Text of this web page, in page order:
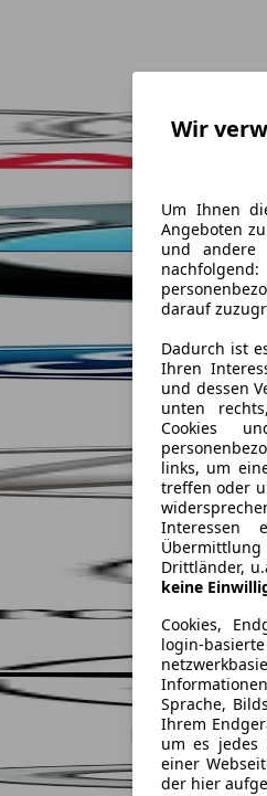
Wir
Um Ihnen
Angeboten
und andere
darauf
Dadurch ist
Ihren
und dessen
unten
Cookies
links, um
treffen oder
Interessen
Drittländer,
keine
Cookies,
login-
Sprache,
Ihrem
um es jedes
einer
der hier